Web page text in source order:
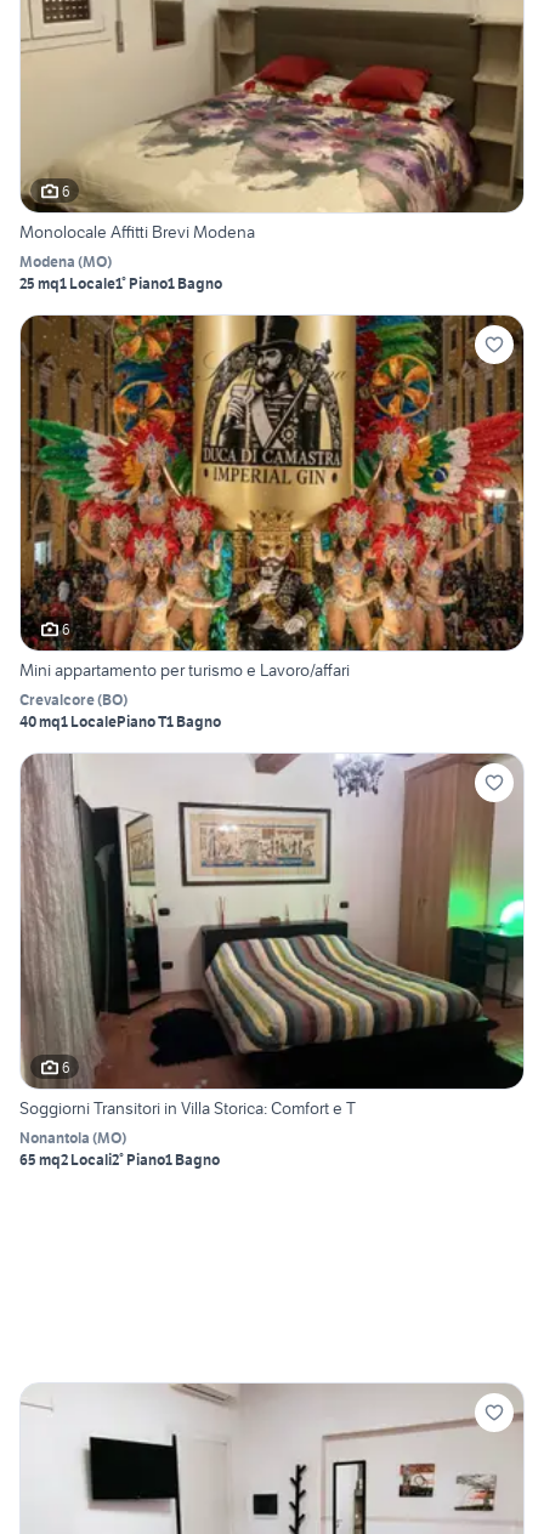
6
Monolocale Affitti Brevi Modena
Modena (MO)
25 mq1 Locale1° Piano1 Bagno
6
Mini appartamento per turismo e Lavoro/affari
Crevalcore(BO)
40 mq1 LocalePiano T1 Bagno
6
Soggiorni Transitori in Villa Storica: Comfort e T
Nonantola (MO)
65 mq2 Locali2° Piano1 Bagno